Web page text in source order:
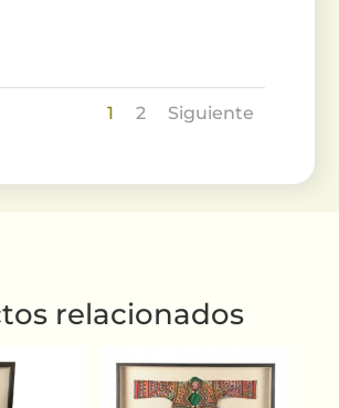
1 2 Siguiente
relacionados